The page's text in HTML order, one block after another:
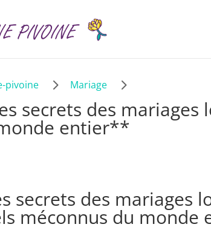
pivoine 5 Mariage 5
secrets des mariages
entier**
secrets des mariages
méconnus du monde